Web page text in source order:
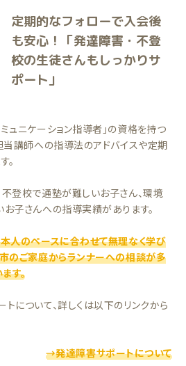
定期的なフォローで入会後
も安心！「発達障害・不登
校の生徒さんもしっかりサ
ポート」
ュニケーション指導者」の資格を持つ
当講師への指導法のアドバイスや定期
。
登校で通塾が難しいお子さん、環境
子さんへの指導実績があります。
人のペースに合わせて無理なく学び
のご家庭からランナーへの相談が多
す。
について、詳しくは以下のリンクから
→発達障害サポートについて